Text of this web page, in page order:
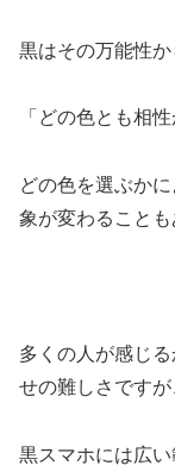
黒はその万能性か
「どの色とも相
どの色を選ぶか
象が変わることも
多くの人が感じ
せの難しさですが
黒スマホには広い